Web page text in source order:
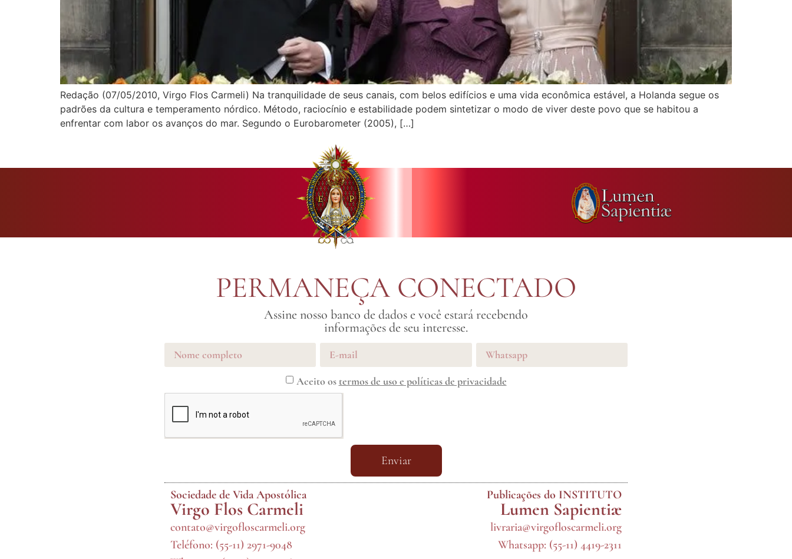
Redação (07/05/2010, Virgo Flos Carmeli) Na tranquilidade de seus canais, com belos edifícios e uma vida econômica estável, a Holanda segue os
padrões da cultura e temperamento nórdico. Método, raciocínio e estabilidade podem sintetizar o modo de viver deste povo que se habitou a
enfrentar com labor os avanços do mar. Segundo o Eurobarometer (2005), […]
PERMANEÇA CONECTADO
Assine nosso banco de dados e você estará recebendo
informações de seu interesse.
Aceito ostermos de uso e políticas de privacidade
Enviar
Sociedade de Vida Apostólica
Virgo Flos Carmeli
contato@virgofloscarmeli.org
Teléfono: (55-11) 2971-9048
Publicações do INSTITUTO
Lumen Sapientiæ
livraria@virgofloscarmeli.org
Whatsapp: (55-11) 4419-2311